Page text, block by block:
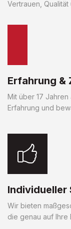
Vertrauen,
Erfahrung &
Mit über 17
Erfahrung und
Individueller
Wir bieten
die genau auf Ihre